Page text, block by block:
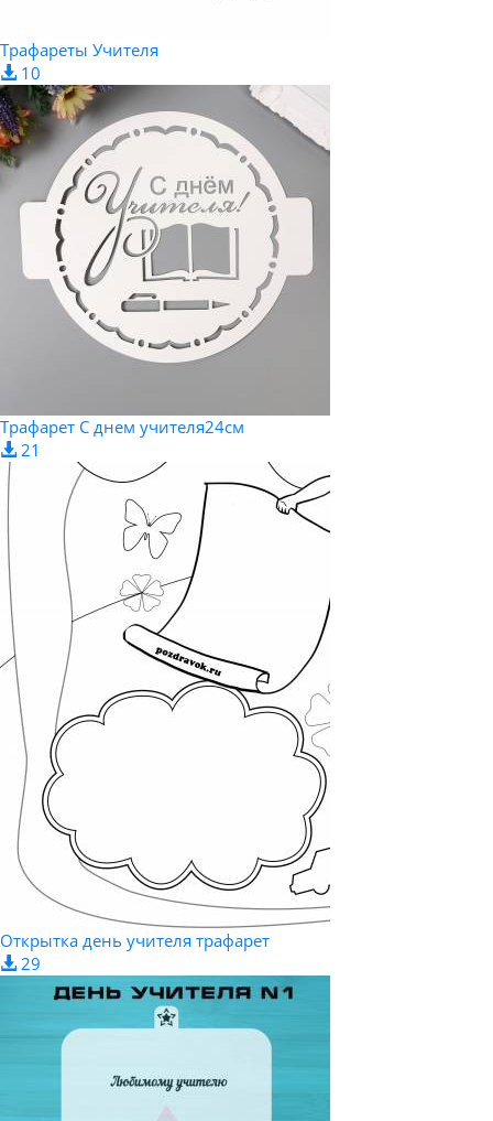
Трафареты Учителя
10
Трафарет С днем учителя24см
21
Открытка день учителя трафарет
29